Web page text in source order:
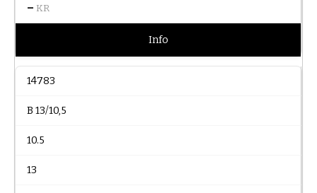
– KR
Info
14783
B 13/10,5
10.5
13